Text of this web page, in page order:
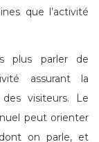
que l’activité
plus parler de
assurant la
visiteurs. Le
peut orienter
on parle, et